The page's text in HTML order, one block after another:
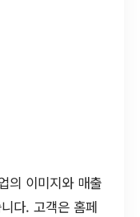
의 이미지와 매출
다. 고객은 홈페